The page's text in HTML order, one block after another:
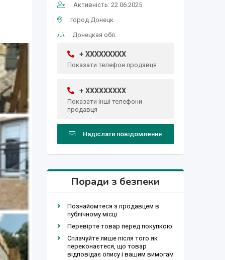
Активність: 22.06.2025
город Донецк
Донецкая обл.
+ XXXXXXXXX
Показати телефон продавця
+ XXXXXXXXX
Показати інші телефони
продавця
Надіслати повідомлення
Поради з безпеки
Познайомтеся з продавцем в
публічному місці
Перевірте товар перед покупкою
Сплачуйте лише після того як
переконаєтеся, що товар
відповідає опису і вашим вимогам